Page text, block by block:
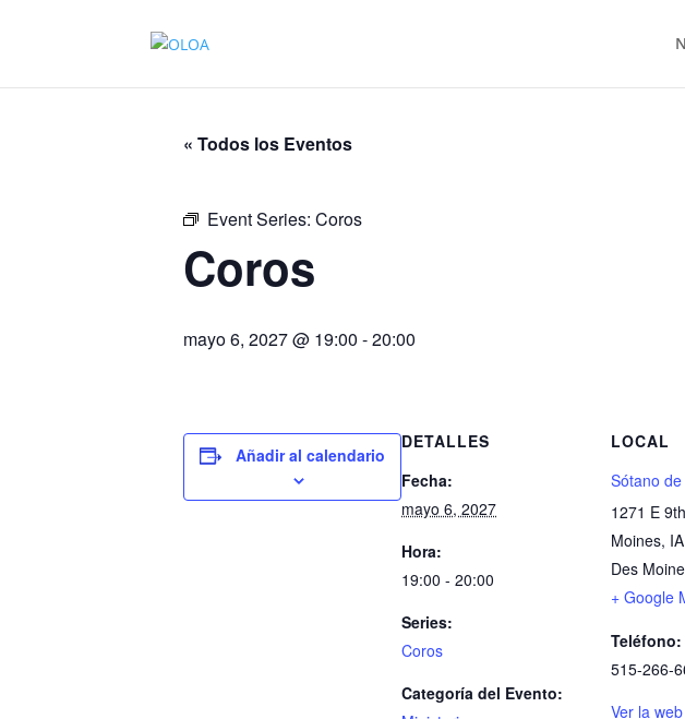
« Todos los Eventos
Event Series: Coros
Coros
mayo 6, 2027 @ 19:00 -20:00
Añadir al calendario
DETALLES
Fecha:
mayo 6, 2027
Hora:
19:00 - 20:00
Series:
Coros
Categoría del Evento:
LOCAL
Sótano
1271 E
Moines,
Des
+ Google
Teléfono:
515-266-
Ver la